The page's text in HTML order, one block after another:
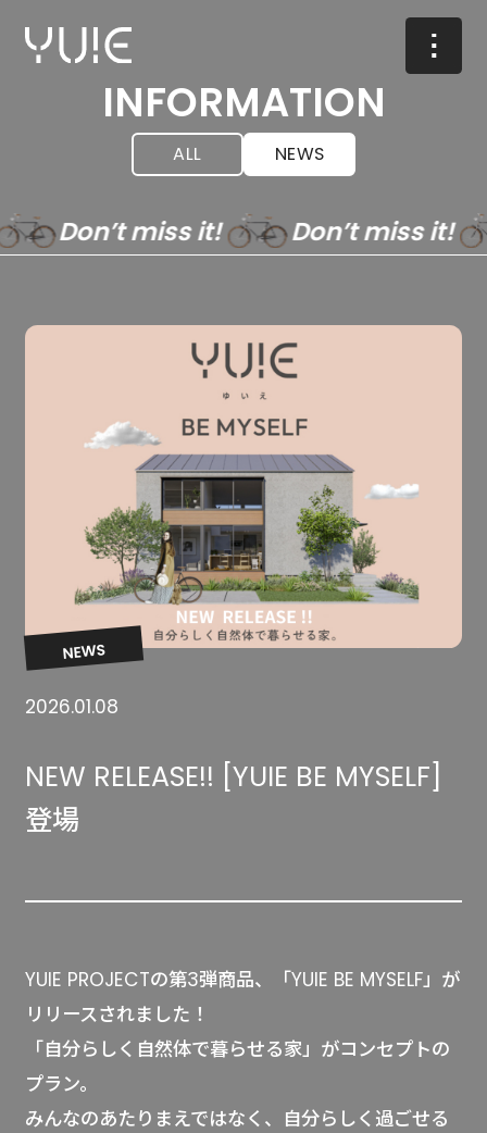
INFORMATION
ALL NEWS
Don’t miss it! Don’t miss it!
NEWS
2026.01.08
NEW RELEASE!! [YUIE BE MYSELF]
登場
YUIE PROJECTの第3弾商品、「YUIE BE MYSELF」が
リリースされました！
「自分らしく自然体で暮らせる家」がコンセプトの
プラン。
みんなのあたりまえではなく、自分らしく過ごせる